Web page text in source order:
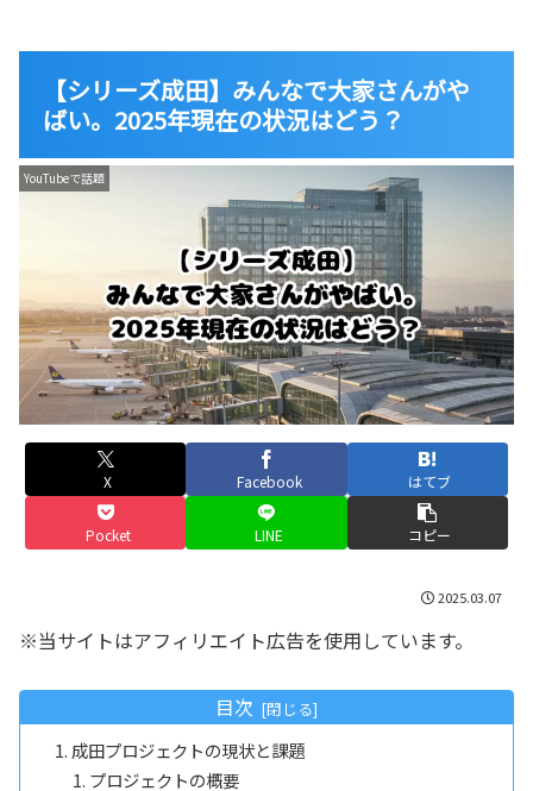
【シリーズ成田】みんなで大家さんがや
ばい。2025年現在の状況はどう？
YouTubeで話題
X Facebook はてブ
Pocket LINE コピー
2025.03.07
※当サイトはアフィリエイト広告を使用しています。
目次
成田プロジェクトの現状と課題
プロジェクトの概要